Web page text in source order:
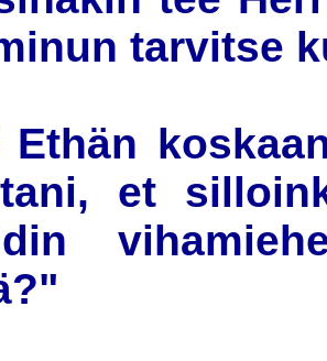
tarvitse
Ethän
et